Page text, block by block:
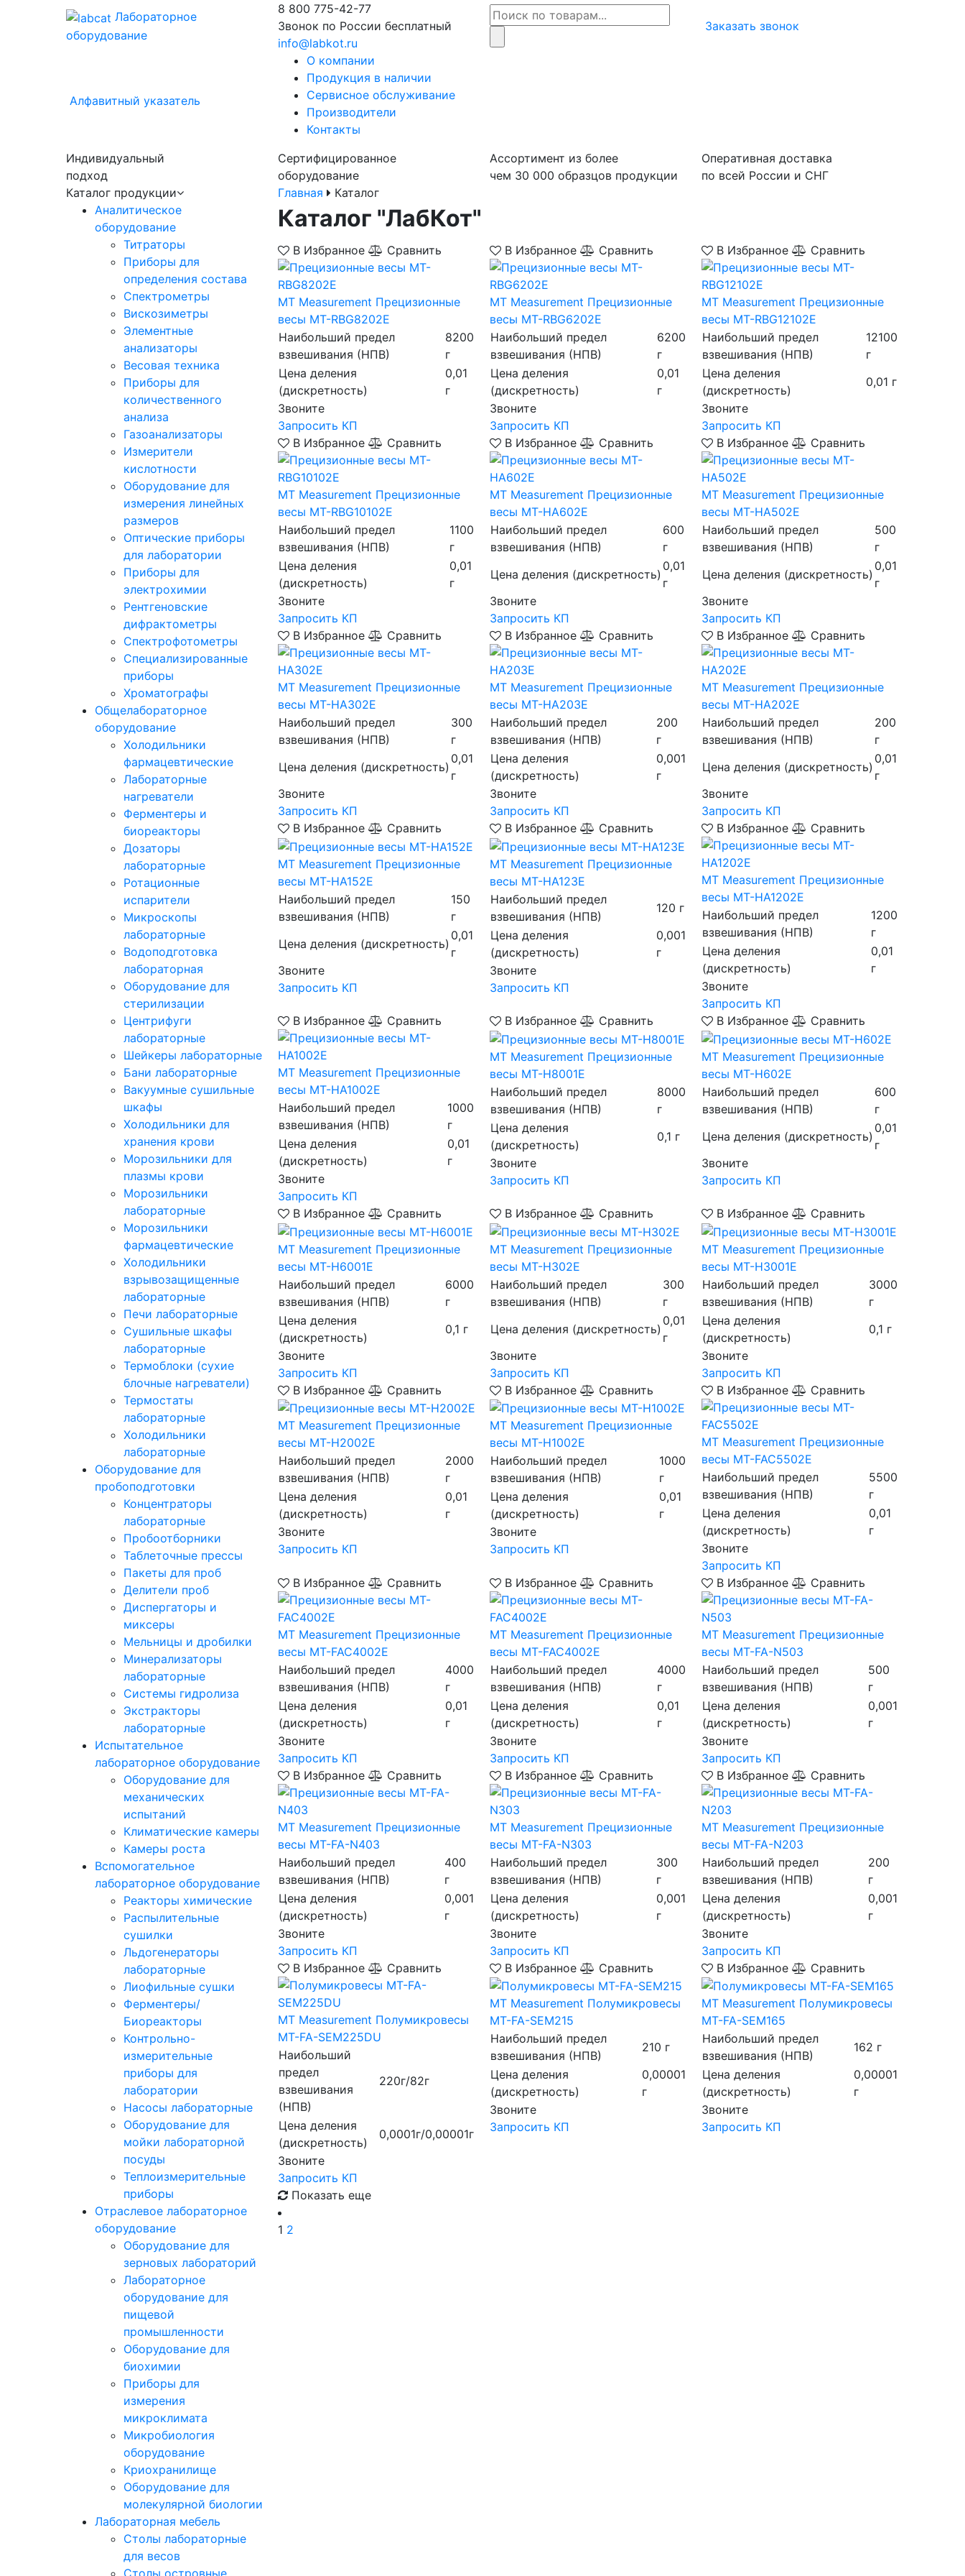
Лабораторное
оборудование
8 800 775-42-77
Звонок по России бесплатный
info@labkot.ru
Заказать звонок
Алфавитный указатель
О компании
Продукция в наличии
Сервисное обслуживание
Производители
Контакты
Индивидуальный
подход
Сертифицированное
оборудование
Ассортимент из более
чем 30 000 образцов продукции
Оперативная доставка
по всей России и СНГ
Каталог продукции
Аналитическое
оборудование
Титраторы
Приборы для
определения состава
Спектрометры
Вискозиметры
Элементные
анализаторы
Весовая техника
Приборы для
количественного
анализа
Газоанализаторы
Измерители
кислотности
Оборудование для
измерения линейных
размеров
Оптические приборы
для лаборатории
Приборы для
электрохимии
Рентгеновские
дифрактометры
Спектрофотометры
Специализированные
приборы
Хроматографы
Общелабораторное
оборудование
Холодильники
фармацевтические
Лабораторные
нагреватели
Ферментеры и
биореакторы
Дозаторы
лабораторные
Ротационные
испарители
Микроскопы
лабораторные
Водоподготовка
лабораторная
Оборудование для
стерилизации
Центрифуги
лабораторные
Шейкеры лабораторные
Бани лабораторные
Вакуумные сушильные
шкафы
Холодильники для
хранения крови
Морозильники для
плазмы крови
Морозильники
лабораторные
Морозильники
фармацевтические
Холодильники
взрывозащищенные
лабораторные
Печи лабораторные
Сушильные шкафы
лабораторные
Термоблоки (сухие
блочные нагреватели)
Термостаты
лабораторные
Холодильники
лабораторные
Оборудование для
пробоподготовки
Концентраторы
лабораторные
Пробоотборники
Таблеточные прессы
Пакеты для проб
Делители проб
Диспергаторы и
миксеры
Мельницы и дробилки
Минерализаторы
лабораторные
Системы гидролиза
Экстракторы
лабораторные
Испытательное
лабораторное оборудование
Оборудование для
механических
испытаний
Климатические камеры
Камеры роста
Вспомогательное
лабораторное оборудование
Реакторы химические
Распылительные
сушилки
Льдогенераторы
лабораторные
Лиофильные сушки
Ферментеры/
Биореакторы
Контрольно-
измерительные
приборы для
лаборатории
Насосы лабораторные
Оборудование для
мойки лабораторной
посуды
Теплоизмерительные
приборы
Отраслевое лабораторное
оборудование
Оборудование для
зерновых лабораторий
Лабораторное
оборудование для
пищевой
промышленности
Оборудование для
биохимии
Приборы для
измерения
микроклимата
Микробиология
оборудование
Криохранилище
Оборудование для
молекулярной биологии
Лабораторная мебель
Столы лабораторные
для весов
Столы островные
Главная Каталог
Каталог "ЛабКот"
В Избранное Сравнить
MT Measurement Прецизионные
весы MT-RBG8202E
Наибольший предел
взвешивания (НПВ)
8200
г
Цена деления
(дискретность)
0,01
г
Звоните
Запросить КП
В Избранное Сравнить
MT Measurement Прецизионные
весы MT-RBG6202E
Наибольший предел
взвешивания (НПВ)
6200
г
Цена деления
(дискретность)
0,01
г
Звоните
Запросить КП
В Избранное Сравнить
MT Measurement Прецизионные
весы MT-RBG12102E
Наибольший предел
взвешивания (НПВ)
12100
г
Цена деления
(дискретность)
0,01 г
Звоните
Запросить КП
В Избранное
Сравнить
MT Measurement Прецизионные
весы MT-RBG10102E
Наибольший предел
взвешивания (НПВ)
1100
г
Цена деления
(дискретность)
0,01
г
Звоните
Запросить КП
В Избранное Сравнить
MT Measurement Прецизионные
весы MT-HA602E
Наибольший предел
взвешивания (НПВ)
600
г
Цена деления (дискретность)
0,01
г
Звоните
Запросить КП
В Избранное Сравнить
MT Measurement Прецизионные
весы MT-HA502E
Наибольший предел
взвешивания (НПВ)
500
г
Цена деления (дискретность)
0,01
г
Звоните
Запросить КП
В Избранное
Сравнить
MT Measurement Прецизионные
весы MT-HA302E
Наибольший предел
взвешивания (НПВ)
300
г
Цена деления (дискретность)
0,01
г
Звоните
Запросить КП
В Избранное Сравнить
MT Measurement Прецизионные
весы MT-HA203E
Наибольший предел
взвешивания (НПВ)
200
г
Цена деления
(дискретность)
0,001
г
Звоните
Запросить КП
В Избранное Сравнить
MT Measurement Прецизионные
весы MT-HA202E
Наибольший предел
взвешивания (НПВ)
200
г
Цена деления (дискретность)
0,01
г
Звоните
Запросить КП
В Избранное
Сравнить
MT Measurement Прецизионные
весы MT-HA152E
Наибольший предел
взвешивания (НПВ)
150
г
Цена деления (дискретность)
0,01
г
Звоните
Запросить КП
В Избранное Сравнить
MT Measurement Прецизионные
весы MT-HA123E
Наибольший предел
взвешивания (НПВ)
120 г
Цена деления
(дискретность)
0,001
г
Звоните
Запросить КП
В Избранное Сравнить
MT Measurement Прецизионные
весы MT-HA1202E
Наибольший предел
взвешивания (НПВ)
1200
г
Цена деления
(дискретность)
0,01
г
Звоните
Запросить КП
В Избранное
Сравнить
MT Measurement Прецизионные
весы MT-HA1002E
Наибольший предел
взвешивания (НПВ)
1000
г
Цена деления
(дискретность)
0,01
г
Звоните
Запросить КП
В Избранное Сравнить
MT Measurement Прецизионные
весы MT-H8001E
Наибольший предел
взвешивания (НПВ)
8000
г
Цена деления
(дискретность)
0,1 г
Звоните
Запросить КП
В Избранное Сравнить
MT Measurement Прецизионные
весы MT-H602E
Наибольший предел
взвешивания (НПВ)
600
г
Цена деления (дискретность)
0,01
г
Звоните
Запросить КП
В Избранное Сравнить
MT Measurement Прецизионные
весы MT-H6001E
Наибольший предел
взвешивания (НПВ)
6000
г
Цена деления
(дискретность)
0,1 г
Звоните
Запросить КП
В Избранное Сравнить
MT Measurement Прецизионные
весы MT-H302E
Наибольший предел
взвешивания (НПВ)
300
г
Цена деления (дискретность)
0,01
г
Звоните
Запросить КП
В Избранное Сравнить
MT Measurement Прецизионные
весы MT-H3001E
Наибольший предел
взвешивания (НПВ)
3000
г
Цена деления
(дискретность)
0,1 г
Звоните
Запросить КП
В Избранное
Сравнить
MT Measurement Прецизионные
весы MT-H2002E
Наибольший предел
взвешивания (НПВ)
2000
г
Цена деления
(дискретность)
0,01
г
Звоните
Запросить КП
В Избранное Сравнить
MT Measurement Прецизионные
весы MT-H1002E
Наибольший предел
взвешивания (НПВ)
1000
г
Цена деления
(дискретность)
0,01
г
Звоните
Запросить КП
В Избранное Сравнить
MT Measurement Прецизионные
весы MT-FAC5502Е
Наибольший предел
взвешивания (НПВ)
5500
г
Цена деления
(дискретность)
0,01
г
Звоните
Запросить КП
В Избранное
Сравнить
MT Measurement Прецизионные
весы MT-FAC4002Е
Наибольший предел
взвешивания (НПВ)
4000
г
Цена деления
(дискретность)
0,01
г
Звоните
Запросить КП
В Избранное Сравнить
MT Measurement Прецизионные
весы MT-FAC4002Е
Наибольший предел
взвешивания (НПВ)
4000
г
Цена деления
(дискретность)
0,01
г
Звоните
Запросить КП
В Избранное Сравнить
MT Measurement Прецизионные
весы MT-FA-N503
Наибольший предел
взвешивания (НПВ)
500
г
Цена деления
(дискретность)
0,001
г
Звоните
Запросить КП
В Избранное
Сравнить
MT Measurement Прецизионные
весы MT-FA-N403
Наибольший предел
взвешивания (НПВ)
400
г
Цена деления
(дискретность)
0,001
г
Звоните
Запросить КП
В Избранное Сравнить
MT Measurement Прецизионные
весы MT-FA-N303
Наибольший предел
взвешивания (НПВ)
300
г
Цена деления
(дискретность)
0,001
г
Звоните
Запросить КП
В Избранное Сравнить
MT Measurement Прецизионные
весы MT-FA-N203
Наибольший предел
взвешивания (НПВ)
200
г
Цена деления
(дискретность)
0,001
г
Звоните
Запросить КП
В Избранное
Сравнить
MT Measurement Полумикровесы
MT-FA-SEM225DU
Наибольший
предел
взвешивания
(НПВ)
220г/82г
Цена деления
(дискретность)
0,0001г/0,00001г
Звоните
Запросить КП
В Избранное Сравнить
MT Measurement Полумикровесы
MT-FA-SEM215
Наибольший предел
взвешивания (НПВ)
210 г
Цена деления
(дискретность)
0,00001
г
Звоните
Запросить КП
В Избранное Сравнить
MT Measurement Полумикровесы
MT-FA-SEM165
Наибольший предел
взвешивания (НПВ)
162 г
Цена деления
(дискретность)
0,00001
г
Звоните
Запросить КП
Показать еще
1 2